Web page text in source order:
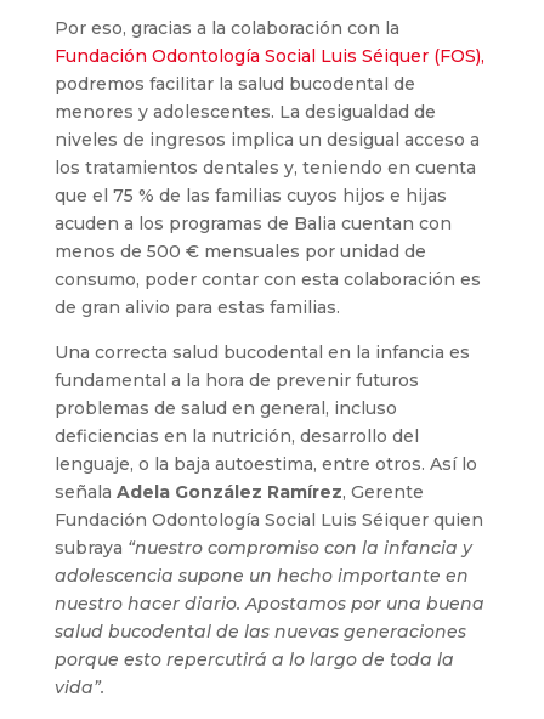
Por eso, gracias a la colaboración con la
Fundación Odontología Social Luis Séiquer (FOS),
podremos facilitar la salud bucodental de
menores y adolescentes. La desigualdad de
niveles de ingresos implica un desigual acceso a
los tratamientos dentales y, teniendo en cuenta
que el 75 % de las familias cuyos hijos e hijas
acuden a los programas de Balia cuentan con
menos de 500 € mensuales por unidad de
consumo, poder contar con esta colaboración es
de gran alivio para estas familias.
Una correcta salud bucodental en la infancia es
fundamental a la hora de prevenir futuros
problemas de salud en general, incluso
deficiencias en la nutrición, desarrollo del
lenguaje, o la baja autoestima, entre otros. Así lo
señala Adela González Ramírez, Gerente
Fundación Odontología Social Luis Séiquer quien
subraya “nuestro compromiso con la infancia y
adolescencia supone un hecho importante en
nuestro hacer diario. Apostamos por una buena
salud bucodental de las nuevas generaciones
porque esto repercutirá a lo largo de toda la
vida”.